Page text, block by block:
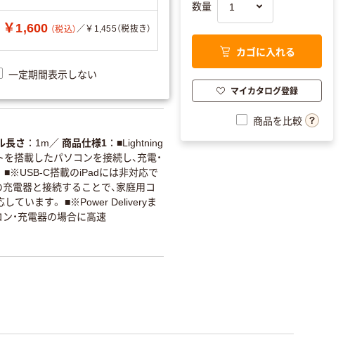
長さ 1m ／ 商品仕様1
■Lightning
搭載したパソコンを接続し、充電・
■※USB-C搭載のiPadには非対応で
電器と接続することで、家庭用コ
しています。 ■※Power Deliveryま
・充電器の場合に高速
￥1,600 （税込）／￥1,455（税抜き）
一定期間表示しない
数量
カゴに入れる
マイカタログ登録
商品を比較